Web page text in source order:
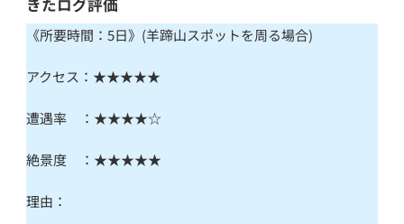
きたログ評価
《所要時間：5日》(羊蹄山スポットを周る場合)
アクセス：★★★★★
遭遇率 ：★★★★☆
絶景度 ：★★★★★
理由：